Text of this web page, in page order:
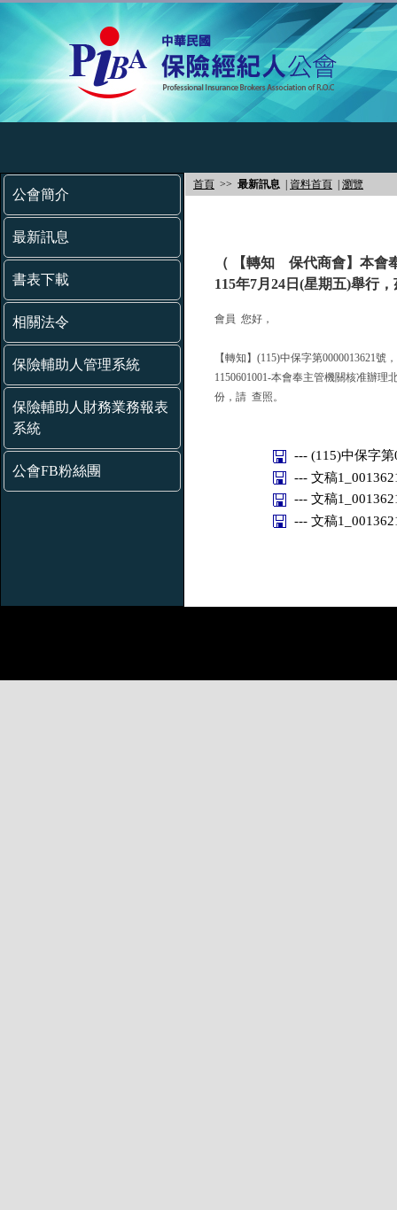
公會簡介
最新訊息
書表下載
相關法令
保險輔助人管理系統
保險輔助人財務業務報表
系統
公會FB粉絲團
首頁 >> 最新訊息 資料首頁 瀏覽
（ 【轉知 保代商會】本會
115年7月24日(星期五)舉行
會員 您好，
【轉知】(115)中保字第0000013621號
1150601001-本會奉主管機關核准辦
份，請 查照。
--- (115)中保字
--- 文稿
--- 文稿
--- 文稿